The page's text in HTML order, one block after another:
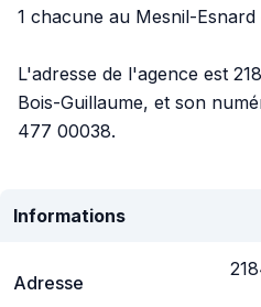
1 chacune au Mesnil-
L'adresse de l'agence est
Bois-Guillaume, et son
477 00038.
Informations
Adresse